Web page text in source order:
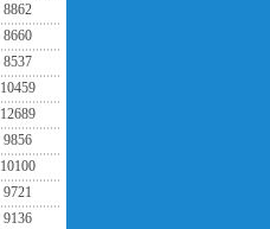
8862
8660
8537
10459
12689
9856
10100
9721
9136